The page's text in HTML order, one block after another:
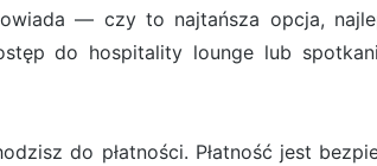
— czy to najtańsza opcja,
do hospitality lounge lub
do płatności. Płatność jest